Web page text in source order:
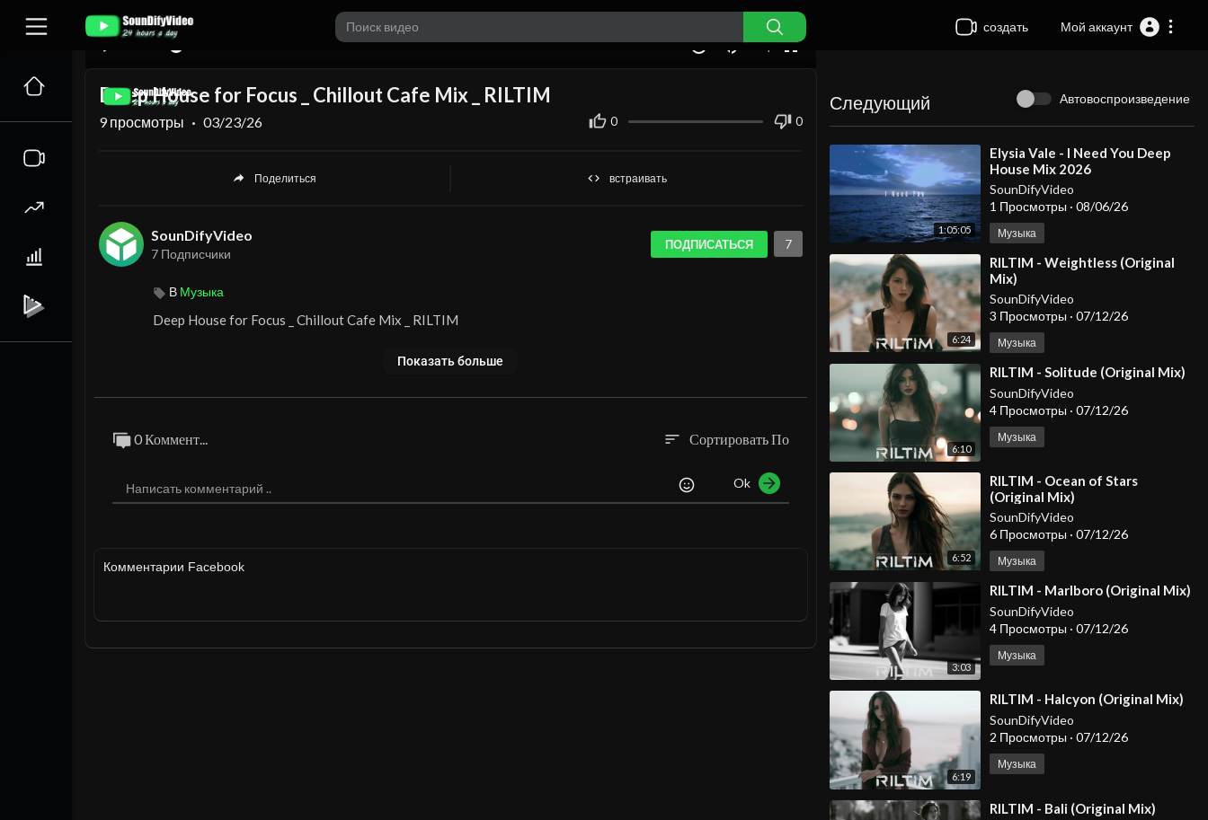
создать Мой аккаунт
Следующий Автовоспроизведение
1:05:05
⁣Elysia Vale - I Need You Deep
House Mix 2026
SounDifyVideo
1 Просмотры · 08/06/26
Музыка
6:24
⁣RILTIM - Weightless (Original
Mix)
SounDifyVideo
3 Просмотры · 07/12/26
Музыка
6:10
⁣RILTIM - Solitude (Original Mix)
SounDifyVideo
4 Просмотры · 07/12/26
Музыка
6:52
⁣RILTIM - Ocean of Stars
(Original Mix)
SounDifyVideo
6 Просмотры · 07/12/26
Музыка
3:03
⁣RILTIM - Marlboro (Original Mix)
SounDifyVideo
4 Просмотры · 07/12/26
Музыка
6:19
⁣RILTIM - Halcyon (Original Mix)
SounDifyVideo
2 Просмотры · 07/12/26
Музыка
⁣RILTIM - Bali (Original Mix)
Deep House for Focus _ Chillout Cafe Mix _ RILTIM
0 0
9просмотры · 03/23/26
Поделиться встраивать
SounDifyVideo
7 Подписчики
ПОДПИСАТЬСЯ 7
В Музыка
⁣Deep House for Focus _ Chillout Cafe Mix _ RILTIM
Показать больше
0 Коммент... sort Сортировать По
Ok
Комментарии Facebook